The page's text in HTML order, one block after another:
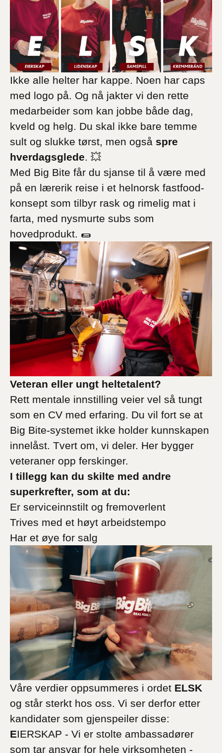
Ikke alle helter har kappe. Noen har caps
med logo på. Og nå jakter vi den rette
medarbeider som kan jobbe både dag,
kveld og helg. Du skal ikke bare temme
sult og slukke tørst, men også spre
hverdagsglede . 💥
Med Big Bite får du sjanse til å være med
på en lærerik reise i et helnorsk fastfood-
konsept som tilbyr rask og rimelig mat i
farta, med nysmurte subs som
hovedprodukt. 🌯
Veteran eller ungt heltetalent?
Rett mentale innstilling veier vel så tungt
som en CV med erfaring. Du vil fort se at
Big Bite-systemet ikke holder kunnskapen
innelåst. Tvert om, vi deler. Her bygger
veteraner opp ferskinger.
I tillegg kan du skilte med andre
superkrefter, som at du:
Er serviceinnstilt og fremoverlent
Trives med et høyt arbeidstempo
Har et øye for salg
Våre verdier oppsummeres i ordet ELSK
og står sterkt hos oss. Vi ser derfor etter
kandidater som gjenspeiler disse:
EIERSKAP - Vi er stolte ambassadører
som tar ansvar for hele virksomheten -